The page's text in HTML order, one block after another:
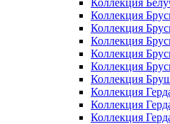
Коллекция
Коллекция
Коллекция
Коллекция
Коллекция
Коллекция
Коллекция
Коллекция
Коллекция
Коллекция